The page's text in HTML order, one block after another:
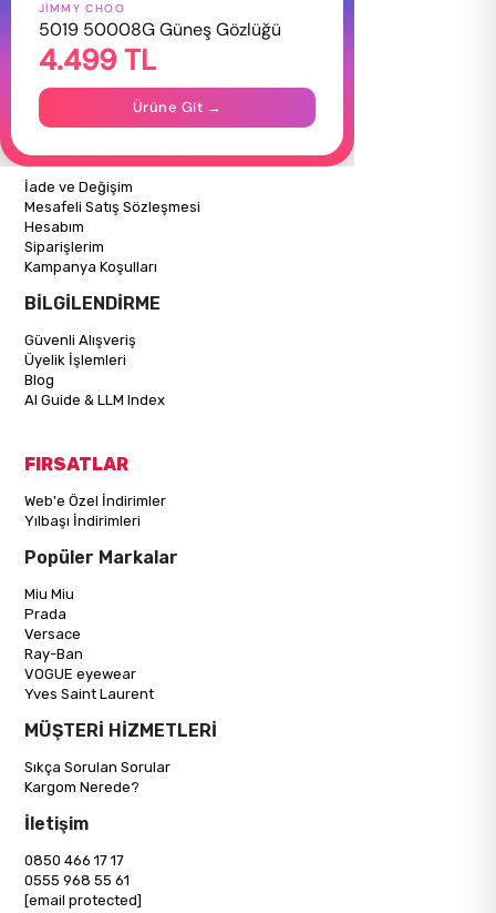
HAKKIMIZDA
Hakkımızda
Gizlilik Politikası
İletişim
Mağazalarımız
ALIŞVERİŞ BİLGİLERİ
İade ve Değişim
Mesafeli Satış Sözleşmesi
Hesabım
Siparişlerim
Kampanya Koşulları
BİLGİLENDİRME
Güvenli Alışveriş
Üyelik İşlemleri
Blog
AI Guide & LLM Index
FIRSATLAR
Web'e Özel İndirimler
Yılbaşı İndirimleri
Popüler Markalar
Miu Miu
Prada
Versace
Ray-Ban
VOGUE eyewear
Yves Saint Laurent
MÜŞTERİ HİZMETLERİ
Sıkça Sorulan Sorular
Kargom Nerede?
İletişim
0850 466 17 17
0555 968 55 61
[email protected]
JIMMY CHOO
5019 50008G Güneş Gözlüğü
4.499 TL
Ürüne Git →